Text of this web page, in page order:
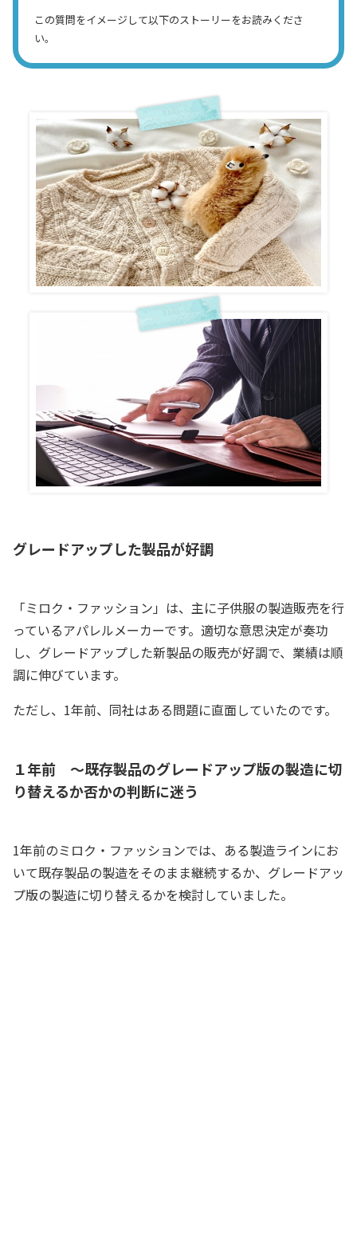
この質問をイメージして以下のストーリーをお読みくださ
い。
グレードアップした製品が好調
「ミロク・ファッション」は、主に子供服の製造販売を行
っているアパレルメーカーです。適切な意思決定が奏功
し、グレードアップした新製品の販売が好調で、業績は順
調に伸びています。
ただし、1年前、同社はある問題に直面していたのです。
１年前 ～既存製品のグレードアップ版の製造に切
り替えるか否かの判断に迷う
1年前のミロク・ファッションでは、ある製造ラインにお
いて既存製品の製造をそのまま継続するか、グレードアッ
プ版の製造に切り替えるかを検討していました。